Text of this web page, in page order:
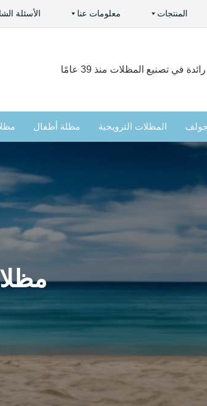
المنتجات معلومات عنا الأسئلة
في تصنيع المظلات منذ 39 عامًا
المظلات الترويجية مظلة أطفال